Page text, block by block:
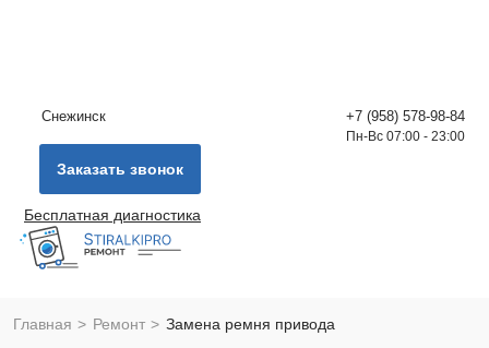
Снежинск +7 (958) 578-98-84
Пн-Вс 07:00 - 23:00
Заказать звонок
Бесплатная диагностика
Главная Ремонт Замена ремня привода